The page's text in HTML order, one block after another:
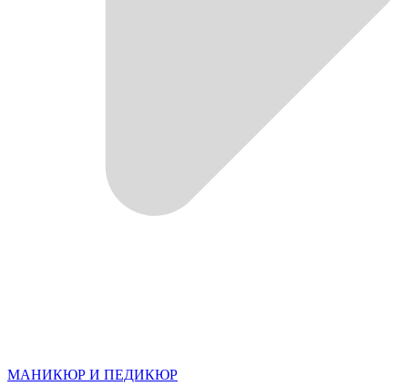
МАНИКЮР И ПЕДИКЮР